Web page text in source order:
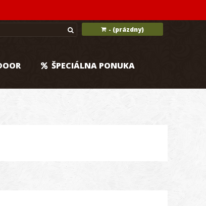
- (prázdny)
ŠPECIÁLNA PONUKA